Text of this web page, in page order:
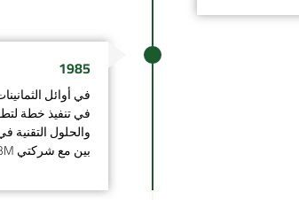
1985
في أوائل
في تنفيذ خطة
والحلول
بين مع شركتي IBM وCitizen لتكون سعودي سوفت الموزعة المعتمدة لمنتجاتهما.​